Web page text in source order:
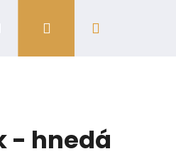
Hľadať Prihlásenie
- hnedá